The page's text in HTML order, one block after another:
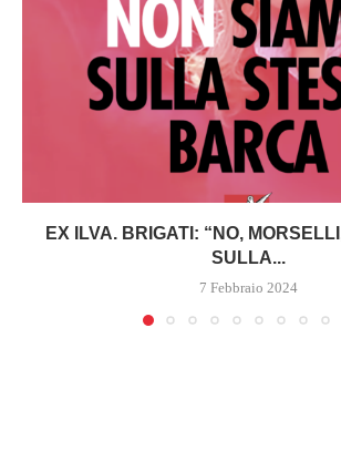
EX ILVA. BRIGATI: “NO,
SULLA...
7 Febbraio 2024